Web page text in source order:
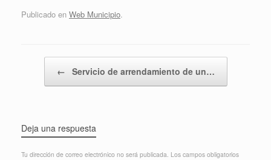
Publicado en Web Municipio.
← Servicio de arrendamiento de un…
Deja una respuesta
Tu dirección de correo electrónico no será publicada. Los campos obligatorios